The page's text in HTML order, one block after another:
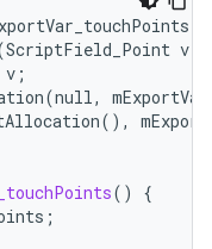
ScriptField_Point v
v ;
(null,
(),
()
{
;